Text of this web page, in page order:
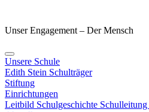
Unser Engagement – Der Mensch
Unsere Schule
Edith Stein Schulträger
Stiftung
Einrichtungen
Leitbild Schulgeschichte Schulleitung